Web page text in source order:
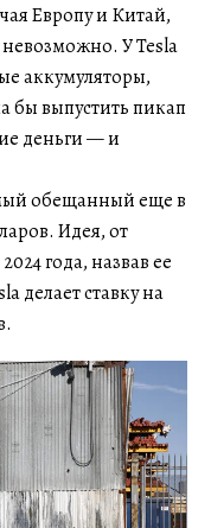
Европу и Китай,
невозможно. У Tesla
аккумуляторы,
бы выпустить пикап
деньги — и
обещанный еще в
Идея, от
года, назвав ее
делает ставку на